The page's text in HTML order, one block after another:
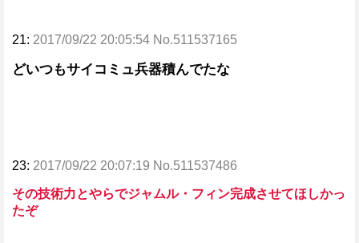
21: 2017/09/22 20:05:54 No.511537165
どいつもサイコミュ兵器積んでたな
23: 2017/09/22 20:07:19 No.511537486
その技術力とやらでジャムル・フィン完成させてほしかっ
たぞ